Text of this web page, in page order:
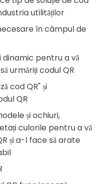
utilităților
în câmpul de
pentru a vă
urmăriți codul QR
cod QR" și
QR
și ochiuri,
culorile pentru a vă
și a-l face să arate